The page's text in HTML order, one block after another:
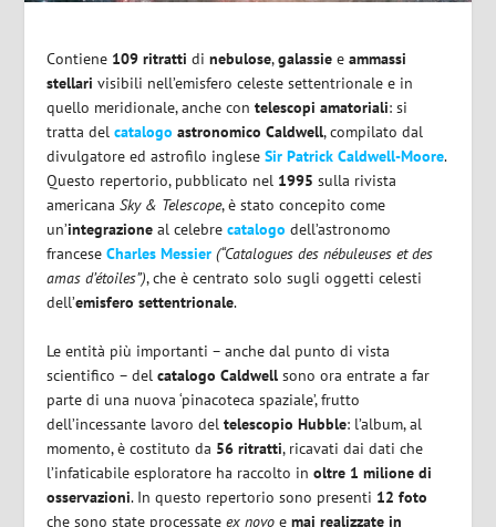
Contiene 109 ritratti dinebulose,galassie e ammassi
stellari visibili nell’emisfero celeste settentrionale e in
quello meridionale, anche contelescopi amatoriali: si
tratta delcatalogo astronomico Caldwell, compilato dal
divulgatore ed astrofilo ingleseSir Patrick Caldwell-Moore.
Questo repertorio, pubblicato nel 1995 sulla rivista
americanaSky & Telescope, è stato concepito come
un’integrazione al celebrecatalogo dell’astronomo
franceseCharles Messier (“Catalogues des nébuleuses et des
amas d’étoiles”), che è centrato solo sugli oggetti celesti
dell’emisfero settentrionale.
Le entità più importanti – anche dal punto di vista
scientifico – del catalogo Caldwell sono ora entrate a far
parte di una nuova ‘pinacoteca spaziale’, frutto
dell’incessante lavoro deltelescopio Hubble: l’album, al
momento, è costituto da 56 ritratti, ricavati dai dati che
l’infaticabile esploratore ha raccolto inoltre 1 milione di
osservazioni. In questo repertorio sono presenti 12 foto
che sono state processateex novo emai realizzate in